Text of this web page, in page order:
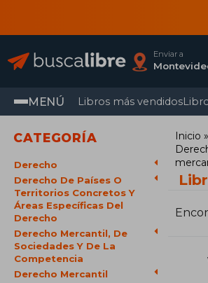
Enviar a
MENÚ Libros más vendidos
CATEGORÍA
Derecho
Derecho De Países O
Territorios Concretos Y
Áreas Específicas Del
Derecho
Derecho Mercantil, De
Sociedades Y De La
Competencia
Derecho Mercantil
Inicio